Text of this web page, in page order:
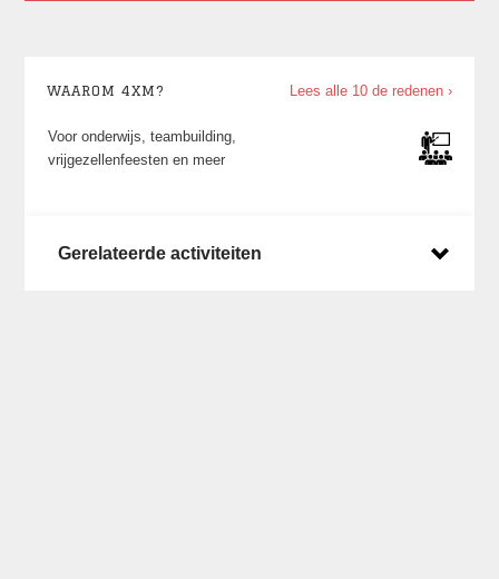
Lees alle 10 de redenen ›
WAAROM 4XM?
Voor onderwijs, teambuilding,
vrijgezellenfeesten en meer
Gerelateerde activiteiten